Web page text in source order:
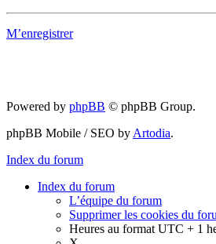
M’enregistrer
Powered by phpBB © phpBB Group.
phpBB Mobile / SEO by Artodia.
Index du forum
Index du forum
L’équipe du forum
Supprimer les cookies du
Heures au format UTC + 1